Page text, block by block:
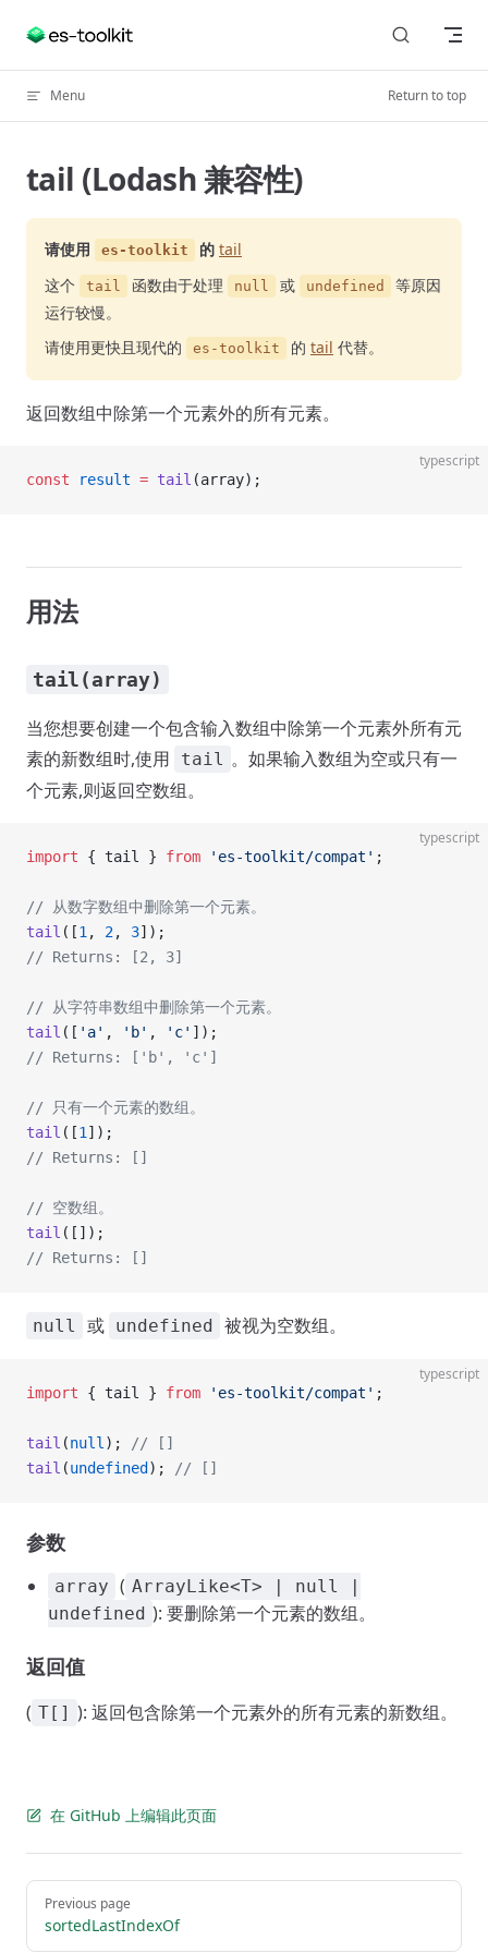
Skip to content
Menu Return to top
tail (Lodash 兼容性)
请使用 es-toolkit 的 tail
这个
tail 函数由于处理 null 或 undefined
等原因
运行较慢。
请使用更快且现代的
es-toolkit 的 tail 代替。
返回数组中除第一个元素外的所有元素。
typescript
const result = tail (array);
用法
tail(array)
当您想要创建一个包含输入数组中除第一个元素外所有元
素的新数组时,使用
tail 。如果输入数组为空或只有一
个元素,则返回空数组。
typescript
import { tail } from 'es-toolkit/compat' ;
// 从数字数组中删除第一个元素。
tail ([1 , 2, 3]);
// Returns: [2, 3]
// 从字符串数组中删除第一个元素。
tail ([ 'a' , 'b' , 'c' ]);
// Returns: ['b', 'c']
// 只有一个元素的数组。
tail ([1 ]);
// Returns: []
// 空数组。
tail ([]);
// Returns: []
null 或 undefined 被视为空数组。
typescript
import { tail } from 'es-toolkit/compat' ;
tail (null );
// []
tail (undefined ); // []
参数
array ( ArrayLike<T> | null |
undefined ): 要删除第一个元素的数组。
返回值
( T[] ): 返回包含除第一个元素外的所有元素的新数组。
在 GitHub 上编辑此页面
Pager
Previous page
sortedLastIndexOf